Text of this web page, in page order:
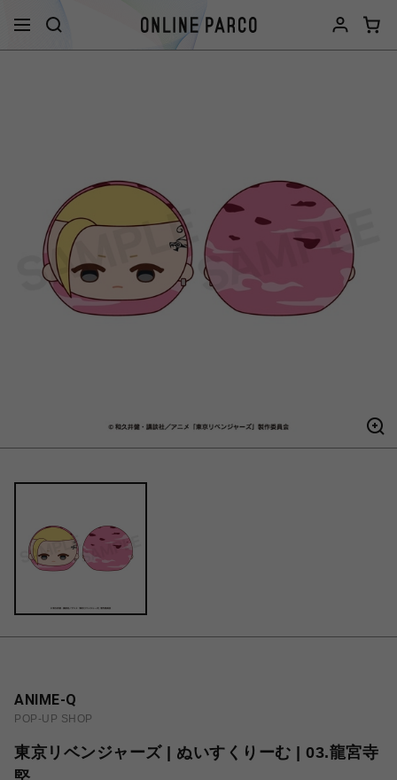
ANIME-Q
POP-UP SHOP
東京リベンジャーズ | ぬいすくりーむ | 03.龍宮寺